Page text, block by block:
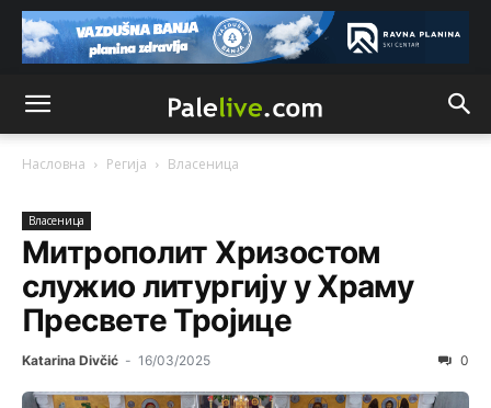
Насловна Регија Власeница
Власeница
Митрополит Хризостом
служио литургију у Храму
Пресвете Тројице
Katarina Divčić - 16/03/2025 0